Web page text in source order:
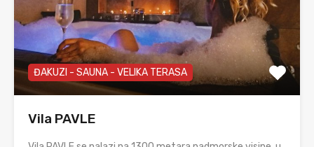
ĐAKUZI - SAUNA - VELIKA TERASA
Vila PAVLE